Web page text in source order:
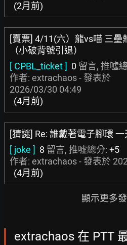
(2月前)
[賣票] 4/11(六）龍vs喵 三壘
（小破背號引退）
[ CPBL_ticket ] 0 留言, 推噓
作者: extrachaos - 發表於
2026/03/30 04:49
(4月前)
[猜謎] Re: 誰戴著電子腳環
[ joke ] 8 留言, 推噓總分: +5
作者: extrachaos - 發表於
(4月前)
顯示更多
extrachaos 在 PTT